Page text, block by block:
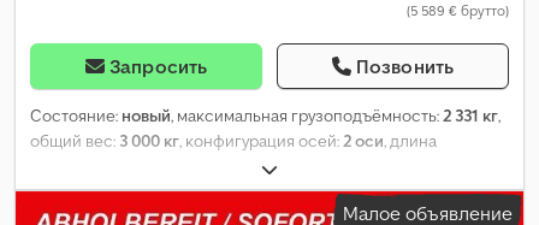
(5 589 € брутто)
Запросить Позвонить
Состояние: новый, максимальная грузоподъёмность:2 331 кг,
общий вес: 3 000 кг, конфигурация осей:2 оси, длина
, ширина пространства для
загрузки:2 000 мм, высота грузового отсека:300 мм,
Малое объявление